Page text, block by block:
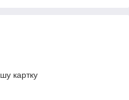
картку